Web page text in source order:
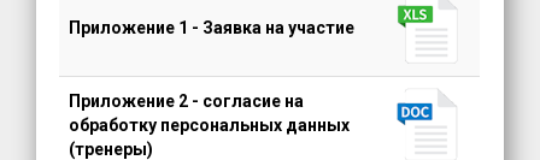
Приложение 1 - Заявка на участие
Приложение 2 - согласие на
обработку персональных данных
(тренеры)